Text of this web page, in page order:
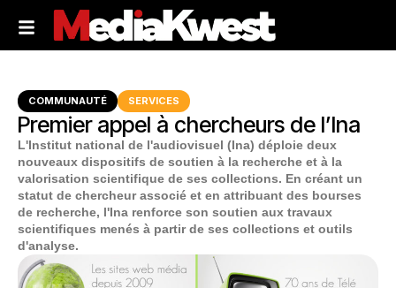
COMMUNAUTÉ SERVICES
Premier appel à chercheurs de l’Ina
L'Institut national de l'audiovisuel (Ina) déploie deux
nouveaux dispositifs de soutien à la recherche et à la
valorisation scientifique de ses collections. En créant un
statut de chercheur associé et en attribuant des bourses
de recherche, l'Ina renforce son soutien aux travaux
scientifiques menés à partir de ses collections et outils
d'analyse.